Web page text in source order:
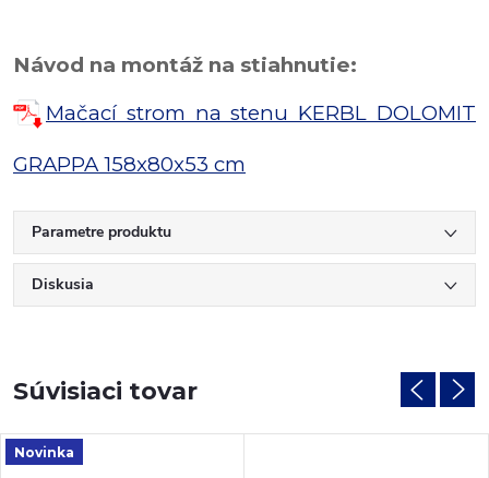
Návod na montáž na stiahnutie:
Mačací strom na stenu KERBL DOLOMIT
GRAPPA 158x80x53 cm
Parametre produktu
Diskusia
Súvisiaci tovar
Novinka